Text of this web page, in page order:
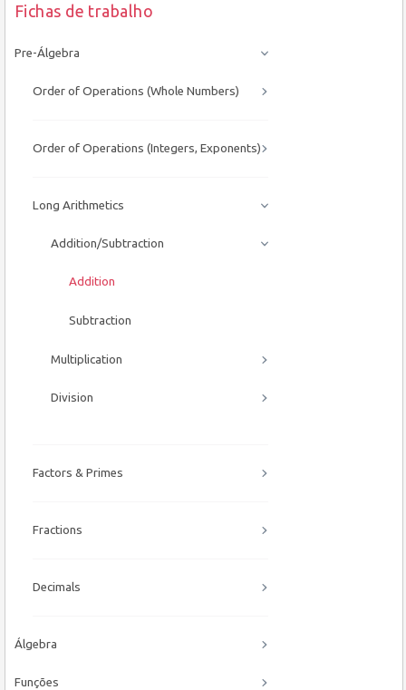
Fichas de trabalho
Pre-Álgebra
Order of Operations (Whole Numbers)
Order of Operations (Integers, Exponents)
Long Arithmetics
Addition/Subtraction
Addition
Subtraction
Multiplication
Division
Factors & Primes
Fractions
Decimals
Álgebra
Funções